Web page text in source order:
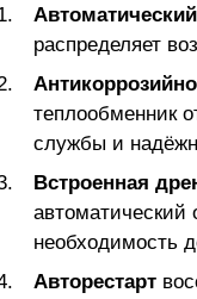
распределяет
теплообменник
службы и
Встроенная
автоматический
необходимость
Авторестарт